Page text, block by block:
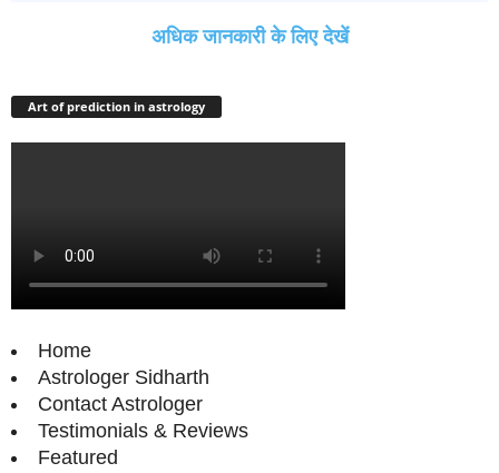
अधिक जानकारी के लिए देखें
Art of prediction in astrology
Home
Astrologer Sidharth
Contact Astrologer
Testimonials & Reviews
Featured